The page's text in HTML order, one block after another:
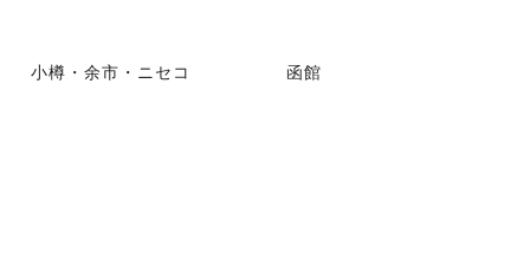
小樽・余市・ニセコ 函館